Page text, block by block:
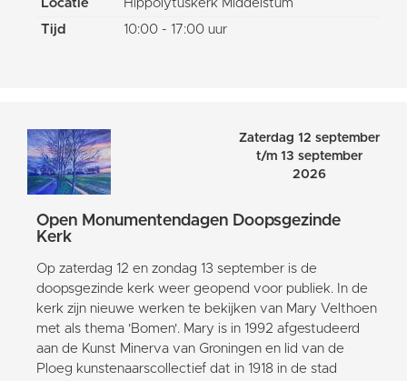
Locatie
Hippolytuskerk Middelstum
Tijd
10:00 - 17:00 uur
Zaterdag 12 september
t/m 13 september
2026
Open Monumentendagen Doopsgezinde
Kerk
Op zaterdag 12 en zondag 13 september is de
doopsgezinde kerk weer geopend voor publiek. In de
kerk zijn nieuwe werken te bekijken van Mary Velthoen
met als thema 'Bomen'. Mary is in 1992 afgestudeerd
aan de Kunst Minerva van Groningen en lid van de
Ploeg kunstenaarscollectief dat in 1918 in de stad